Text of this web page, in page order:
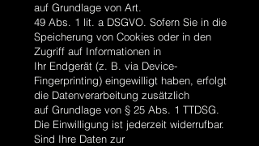
auf Grundlage von Art.
49 Abs. 1 lit. a DSGVO. Sofern Sie in die
Speicherung von Cookies oder in den
Zugriff auf Informationen in
Ihr Endgerät (z. B. via Device-
Fingerprinting) eingewilligt haben, erfolgt
die Datenverarbeitung zusätzlich
auf Grundlage von § 25 Abs. 1 TTDSG.
Die Einwilligung ist jederzeit widerrufbar.
Sind Ihre Daten zur